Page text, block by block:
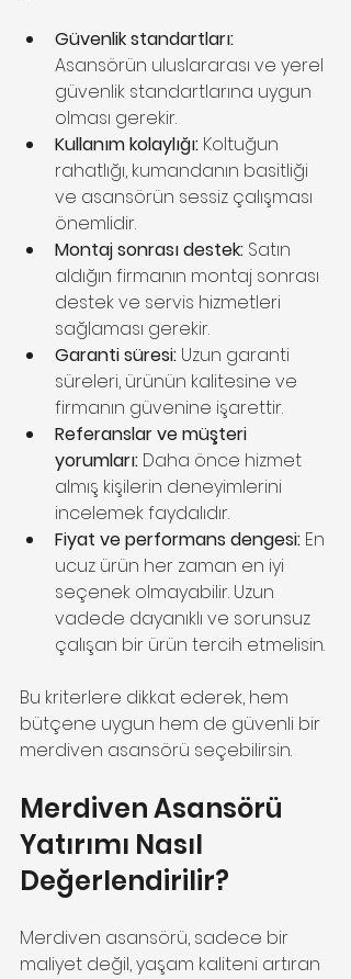
Güvenlik standartları:
Asansörün uluslararası ve yerel
güvenlik standartlarına uygun
olması gerekir.
Kullanım kolaylığı: Koltuğun
rahatlığı, kumandanın basitliği
ve asansörün sessiz çalışması
önemlidir.
Montaj sonrası destek: Satın
aldığın firmanın montaj sonrası
destek ve servis hizmetleri
sağlaması gerekir.
Garanti süresi: Uzun garanti
süreleri, ürünün kalitesine ve
firmanın güvenine işarettir.
Referanslar ve müşteri
yorumları: Daha önce hizmet
almış kişilerin deneyimlerini
incelemek faydalıdır.
Fiyat ve performans dengesi: En
ucuz ürün her zaman en iyi
seçenek olmayabilir. Uzun
vadede dayanıklı ve sorunsuz
çalışan bir ürün tercih etmelisin.
Bu kriterlere dikkat ederek, hem
bütçene uygun hem de güvenli bir
merdiven asansörü seçebilirsin.
Merdiven Asansörü
Yatırımı Nasıl
Değerlendirilir?
Merdiven asansörü, sadece bir
maliyet değil, yaşam kaliteni artıran